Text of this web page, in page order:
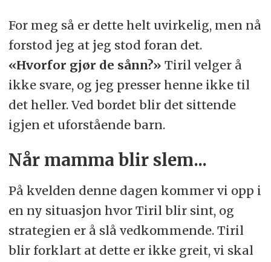
For meg så er dette helt uvirkelig, men nå
forstod jeg at jeg stod foran det.
«Hvorfor gjør de sånn?» Tiril velger å
ikke svare, og jeg presser henne ikke til
det heller. Ved bordet blir det sittende
igjen et uforstående barn.
Når mamma blir slem...
På kvelden denne dagen kommer vi opp i
en ny situasjon hvor Tiril blir sint, og
strategien er å slå vedkommende. Tiril
blir forklart at dette er ikke greit, vi skal